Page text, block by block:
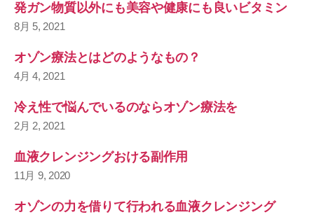
発ガン物質以外にも美容や健康にも良いビタミン
8月 5, 2021
オゾン療法とはどのようなもの？
4月 4, 2021
冷え性で悩んでいるのならオゾン療法を
2月 2, 2021
血液クレンジングおける副作用
11月 9, 2020
オゾンの力を借りて行われる血液クレンジング